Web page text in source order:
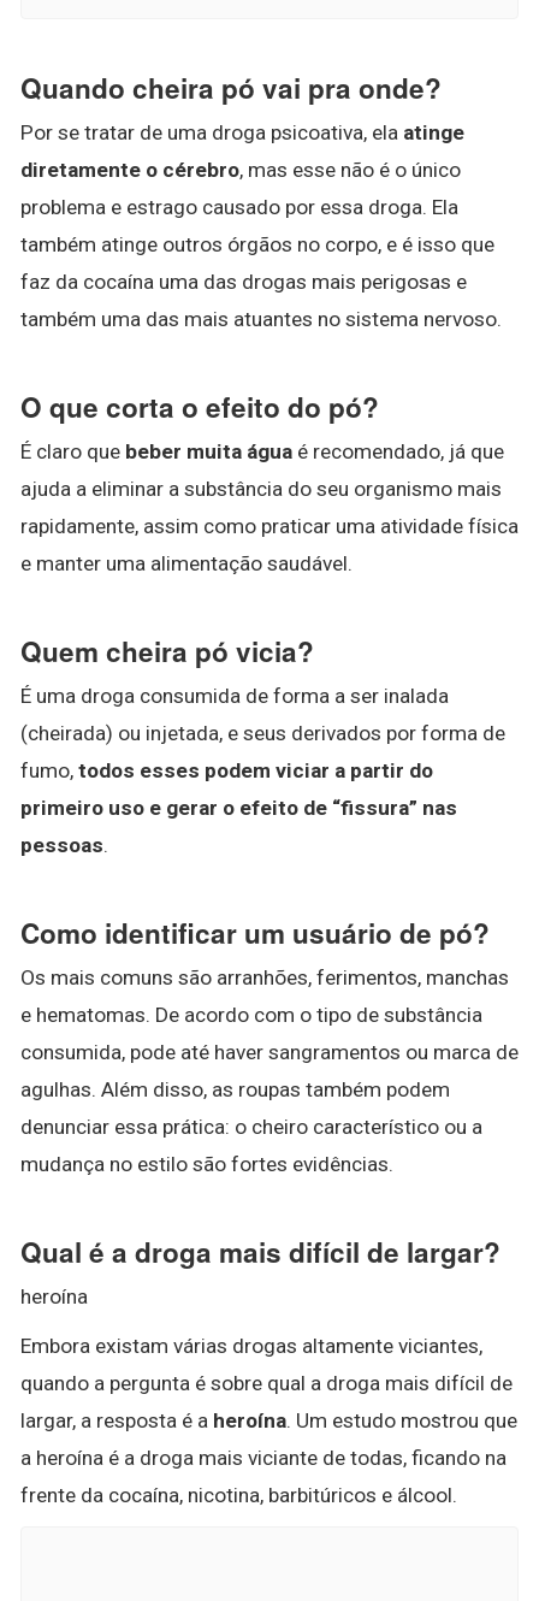
Quando cheira pó vai pra onde?
Por se tratar de uma droga psicoativa, ela atinge
diretamente o cérebro, mas esse não é o único
problema e estrago causado por essa droga. Ela
também atinge outros órgãos no corpo, e é isso que
faz da cocaína uma das drogas mais perigosas e
também uma das mais atuantes no sistema nervoso.
O que corta o efeito do pó?
É claro que beber muita água é recomendado, já que
ajuda a eliminar a substância do seu organismo mais
rapidamente, assim como praticar uma atividade física
e manter uma alimentação saudável.
Quem cheira pó vicia?
É uma droga consumida de forma a ser inalada
(cheirada) ou injetada, e seus derivados por forma de
fumo, todos esses podem viciar a partir do
primeiro uso e gerar o efeito de “fissura” nas
pessoas.
Como identificar um usuário de pó?
Os mais comuns são arranhões, ferimentos, manchas
e hematomas. De acordo com o tipo de substância
consumida, pode até haver sangramentos ou marca de
agulhas. Além disso, as roupas também podem
denunciar essa prática: o cheiro característico ou a
mudança no estilo são fortes evidências.
Qual é a droga mais difícil de largar?
heroína
Embora existam várias drogas altamente viciantes,
quando a pergunta é sobre qual a droga mais difícil de
largar, a resposta é a heroína. Um estudo mostrou que
a heroína é a droga mais viciante de todas, ficando na
frente da cocaína, nicotina, barbitúricos e álcool.